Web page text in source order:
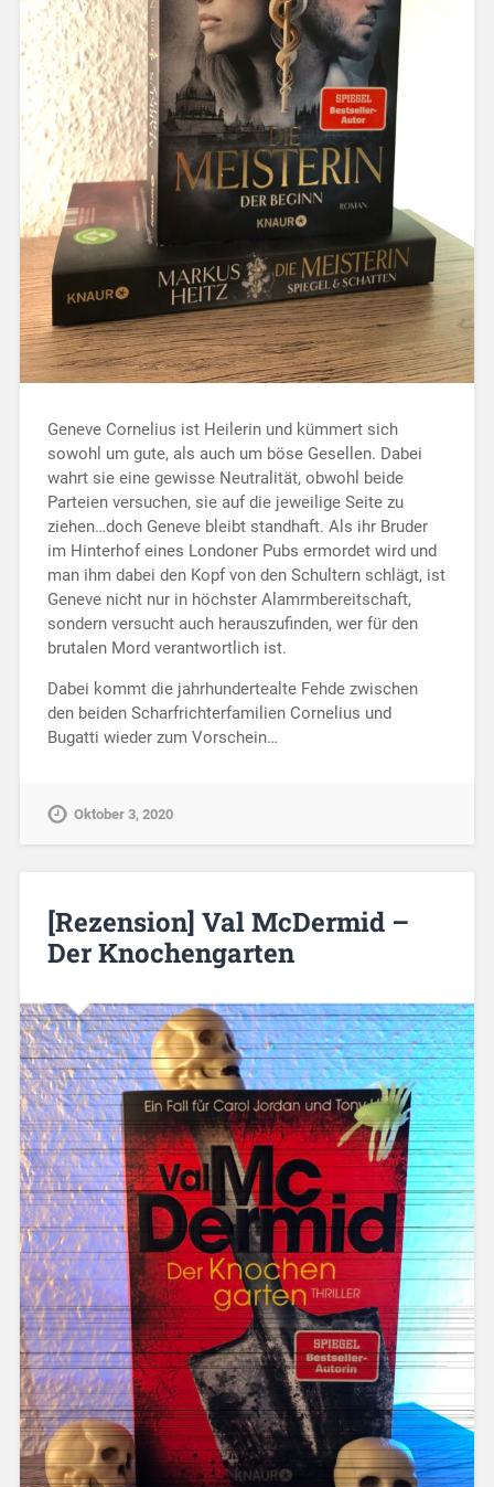
Geneve Cornelius ist Heilerin und kümmert sich
sowohl um gute, als auch um böse Gesellen. Dabei
wahrt sie eine gewisse Neutralität, obwohl beide
Parteien versuchen, sie auf die jeweilige Seite zu
ziehen…doch Geneve bleibt standhaft. Als ihr Bruder
im Hinterhof eines Londoner Pubs ermordet wird und
man ihm dabei den Kopf von den Schultern schlägt, ist
Geneve nicht nur in höchster Alamrmbereitschaft,
sondern versucht auch herauszufinden, wer für den
brutalen Mord verantwortlich ist.
Dabei kommt die jahrhundertealte Fehde zwischen
den beiden Scharfrichterfamilien Cornelius und
Bugatti wieder zum Vorschein…
Oktober 3, 2020
[Rezension] Val McDermid –
Der Knochengarten